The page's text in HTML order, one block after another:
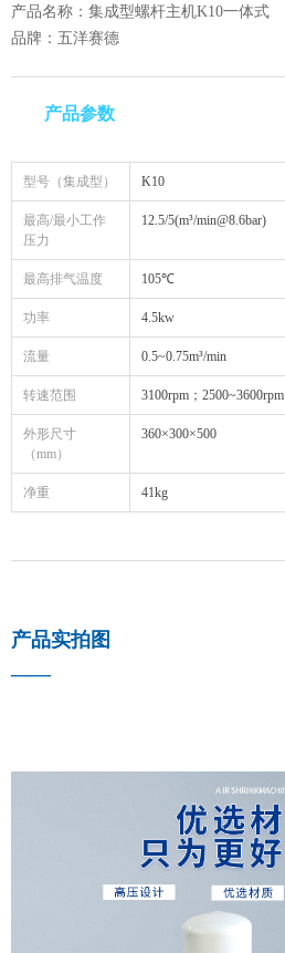
产品实拍图
——
型号（集成型） K10
最高/最小工作
压力
12.5/5(m³/min@8.6bar)
最高排气温度 105℃
功率 4.5kw
流量 0.5~0.75m³/min
转速范围 3100rpm；2500~3600rpm
外形尺寸
（mm）
360×300×500
净重 41kg
产品名称：集成型螺杆主机K10一体式
品牌：五洋赛德
产品参数